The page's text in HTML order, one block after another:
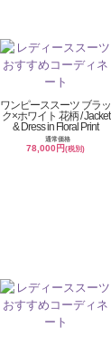
ワンピーススーツ ブラッ
ク×ホワイト 花柄 / Jacket
& Dress in Floral Print
通常価格
78,000円(税別)